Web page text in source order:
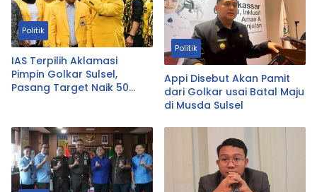
Politik
IAS Terpilih Aklamasi
Pimpin Golkar Sulsel,
Pasang Target Naik 50
Politik
Appi Disebut Akan Pamit
dari Golkar usai Batal Maju
di Musda Sulsel